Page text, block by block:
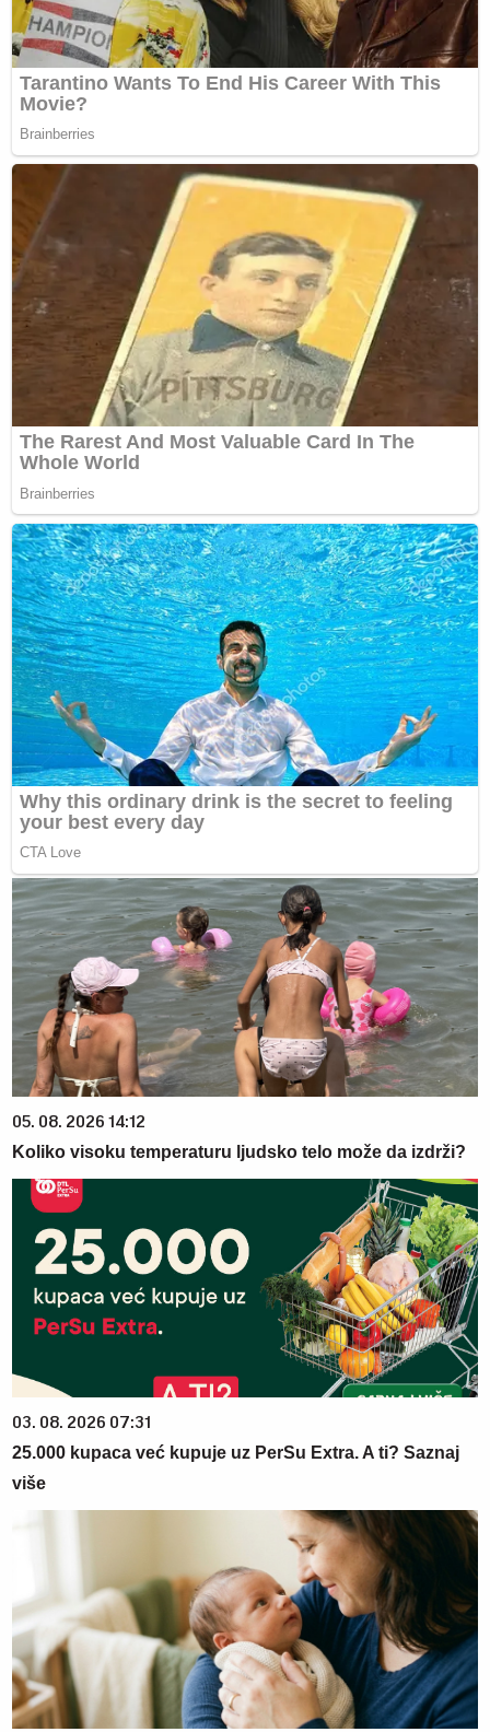
05. 08. 2026 14:12
Koliko visoku temperaturu ljudsko telo može da izdrži?
03. 08. 2026 07:31
25.000 kupaca već kupuje uz PerSu Extra. A ti? Saznaj
više